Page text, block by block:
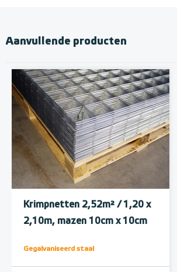
Aanvullende producten
Krimpnetten 2,52m² / 1,20 x
2,10m, mazen 10cm x 10cm
Gegalvaniseerd staal